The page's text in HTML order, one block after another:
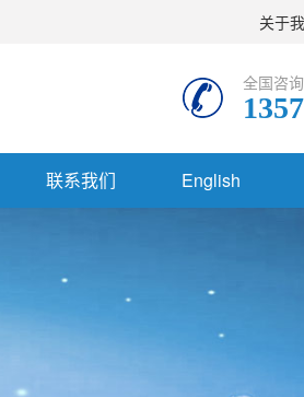
关于
全国咨询
联系我们 English